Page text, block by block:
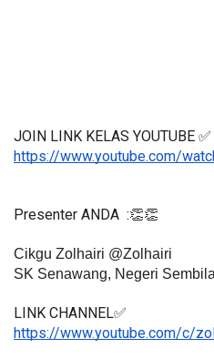
JOIN LINK KELAS YOUTUBE ✅
https://www.youtube.com/
Presenter ANDA  :👏👏
Cikgu Zolhairi @Zolhairi
SK Senawang, Negeri
LINK CHANNEL✅
https://www.youtube.com/c/